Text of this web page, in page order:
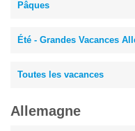
Pâques
Été - Grandes Vacances
Toutes les vacances
Allemagne